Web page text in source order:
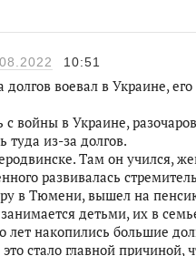
10:51
воевал в Украине,
войны в Украине,
туда из-за долгов.
Там он учился,
развивалась
в Тюмени, вышел на
детьми, их в
лет накопились большие
стало главной причиной,